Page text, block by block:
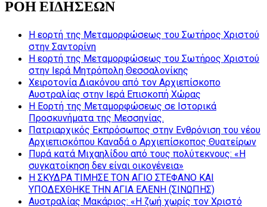
ΡΟΗ ΕΙΔΗΣΕΩΝ
Η εορτή της Μεταμορφώσεως του Σωτήρος Χριστού
στην Σαντορίνη
Η εορτή της Μεταμορφώσεως του Σωτήρος Χριστού
στην Ιερά Μητρόπολη Θεσσαλονίκης
Χειροτονία Διακόνου από τον Αρχιεπίσκοπο
Αυστραλίας στην Ιερά Επισκοπή Χώρας
Η Εορτή της Μεταμορφώσεως σε Ιστορικά
Προσκυνήματα της Μεσσηνίας.
Πατριαρχικός Εκπρόσωπος στην Ενθρόνιση του νέου
Αρχιεπισκόπου Καναδά ο Αρχιεπίσκοπος Θυατείρων
Πυρά κατά Μιχαηλίδου από τους πολύτεκνους: «Η
συγκατοίκηση δεν είναι οικογένεια»
Η ΣΚΥΔΡΑ ΤΙΜΗΣΕ ΤΟΝ ΑΓΙΟ ΣΤΕΦΑΝΟ ΚΑΙ
ΥΠΟΔΕΧΘΗΚΕ ΤΗΝ ΑΓΙΑ ΕΛΕΝΗ (ΣΙΝΩΠΗΣ)
Αυστραλίας Μακάριος: «Η ζωή χωρίς τον Χριστό